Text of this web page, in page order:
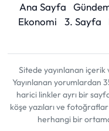
Ana Sayfa
Ekonomi
3. Sayfa
Sitede yayınlanan
Yayınlanan yorumlardan
harici linkler ayrı bir
köşe yazıları ve
herhangi bir